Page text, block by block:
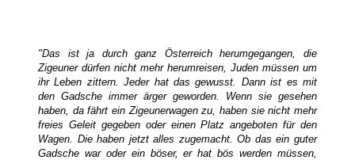
"Das ist ja durch ganz Österreich herumgegangen, die
Zigeuner dürfen nicht mehr herumreisen, Juden müssen um
ihr Leben zittern. Jeder hat das gewusst. Dann ist es mit
den Gadsche immer ärger geworden. Wenn sie gesehen
haben, da fährt ein Zigeunerwagen zu, haben sie nicht mehr
freies Geleit gegeben oder einen Platz angeboten für den
Wagen. Die haben jetzt alles zugemacht. Ob das ein guter
Gadsche war oder ein böser, er hat bös werden müssen,